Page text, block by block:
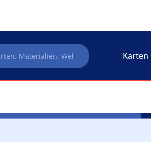
Karten